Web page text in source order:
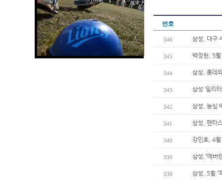
번호
346 삼성, 대구
345 백정현, 5
344 삼성, 롯데
343 삼성 ‘밀리
342 삼성, 농심
341 삼성, 팬타
340 강민호, 4
339 삼성,“에버
338 삼성, 5월 “